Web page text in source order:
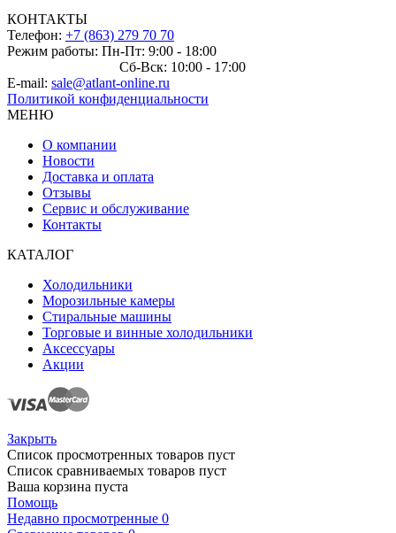
КОНТАКТЫ
Телефон: +7 (863) 279 70 70
Режим работы: Пн-Пт: 9:00 - 18:00
Сб-Вск: 10:00 - 17:00
E-mail: sale@atlant-online.ru
Политикой конфиденциальности
МЕНЮ
О компании
Новости
Доставка и оплата
Отзывы
Сервис и обслуживание
Контакты
КАТАЛОГ
Холодильники
Морозильные камеры
Стиральные машины
Торговые и винные холодильники
Аксессуары
Акции
Закрыть
Список просмотренных товаров пуст
Список сравниваемых товаров пуст
Ваша корзина пуста
Помощь
Недавно просмотренные 0